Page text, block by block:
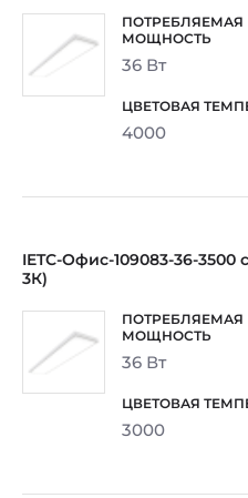
36 Вт
4000
IETC-Офис-109083-36-3500
3К)
36 Вт
3000